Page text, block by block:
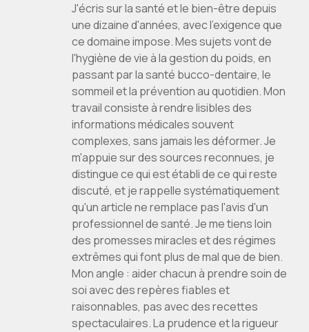
J'écris sur la santé et le bien-être depuis
une dizaine d'années, avec l'exigence que
ce domaine impose. Mes sujets vont de
l'hygiène de vie à la gestion du poids, en
passant par la santé bucco-dentaire, le
sommeil et la prévention au quotidien. Mon
travail consiste à rendre lisibles des
informations médicales souvent
complexes, sans jamais les déformer. Je
m'appuie sur des sources reconnues, je
distingue ce qui est établi de ce qui reste
discuté, et je rappelle systématiquement
qu'un article ne remplace pas l'avis d'un
professionnel de santé. Je me tiens loin
des promesses miracles et des régimes
extrêmes qui font plus de mal que de bien.
Mon angle : aider chacun à prendre soin de
soi avec des repères fiables et
raisonnables, pas avec des recettes
spectaculaires. La prudence et la rigueur